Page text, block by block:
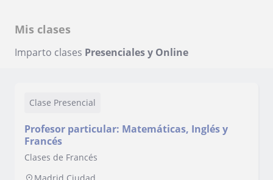
Mis clases
Imparto clases Presenciales y Online
Clase Presencial
Profesor particular: Matemáticas, Inglés y
Francés
Clases de Francés